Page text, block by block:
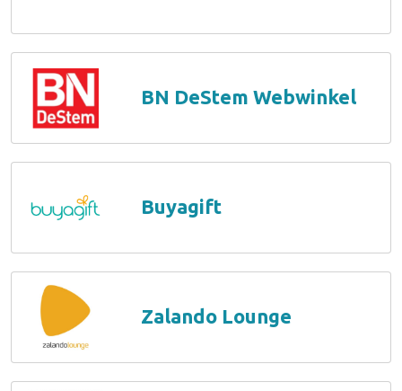
BN DeStem Webwinkel
Buyagift
Zalando Lounge